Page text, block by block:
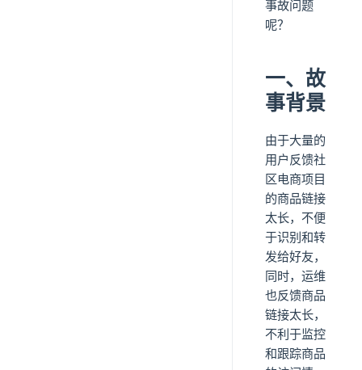
事故问题
呢？
一、故
事背景
由于大量的
用户反馈社
区电商项目
的商品链接
太长，不便
于识别和转
发给好友，
同时，运维
也反馈商品
链接太长，
不利于监控
和跟踪商品